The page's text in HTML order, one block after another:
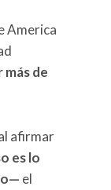
America
más de
afirmar
es lo
el